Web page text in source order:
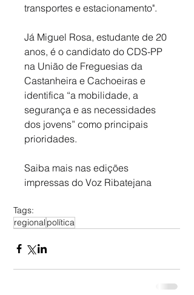
transportes e estacionamento".
Já Miguel Rosa, estudante de 20
anos, é o candidato do CDS-PP
na União de Freguesias da
Castanheira e Cachoeiras e
identifica “a mobilidade, a
segurança e as necessidades
dos jovens” como principais
prioridades.
Saiba mais nas edições
impressas do Voz Ribatejana
Tags:
regional política